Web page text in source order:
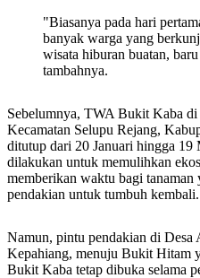
"Biasanya pada hari
banyak warga yang
wisata hiburan buatan,
tambahnya.
Sebelumnya, TWA Bukit Kaba
Kecamatan Selupu Rejang,
ditutup dari 20 Januari hingga 19
dilakukan untuk memulihkan
memberikan waktu bagi
pendakian untuk tumbuh kembali.
Namun, pintu pendakian di Desa
Kepahiang, menuju Bukit Hitam
Bukit Kaba tetap dibuka selama